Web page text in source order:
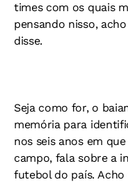
times com os quais
pensando nisso,
disse.
Seja como for, o
memória para
nos seis anos em
campo, fala sobre a
futebol do país.